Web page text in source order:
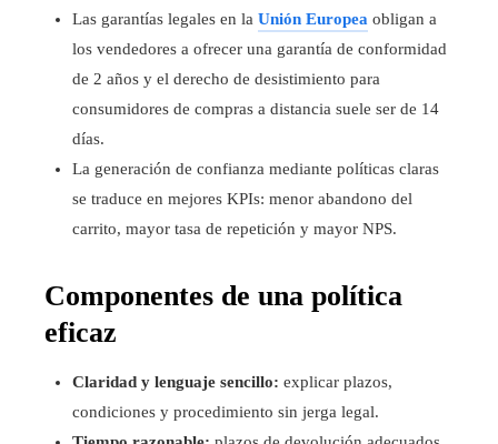
Las garantías legales en la Unión Europea obligan a
los vendedores a ofrecer una garantía de conformidad
de 2 años y el derecho de desistimiento para
consumidores de compras a distancia suele ser de 14
días.
La generación de confianza mediante políticas claras
se traduce en mejores KPIs: menor abandono del
carrito, mayor tasa de repetición y mayor NPS.
Componentes de una política
eficaz
Claridad y lenguaje sencillo: explicar plazos,
condiciones y procedimiento sin jerga legal.